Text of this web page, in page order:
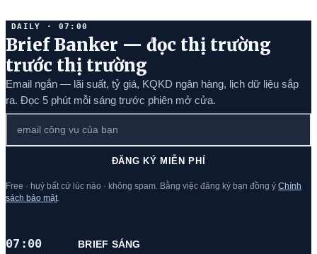
DAILY · 07:00
Brief Banker — đọc thị trường
trước thị trường
Email ngắn — lãi suất, tỷ giá, KQKD ngân hàng, lịch dữ liệu sắp
ra. Đọc 5 phút mỗi sáng trước phiên mở cửa.
ĐĂNG KÝ MIỄN PHÍ
Free · huỷ bất cứ lúc nào · không spam. Bằng việc đăng ký bạn đồng ý Chính
sách bảo mật
07:00 BRIEF SÁNG